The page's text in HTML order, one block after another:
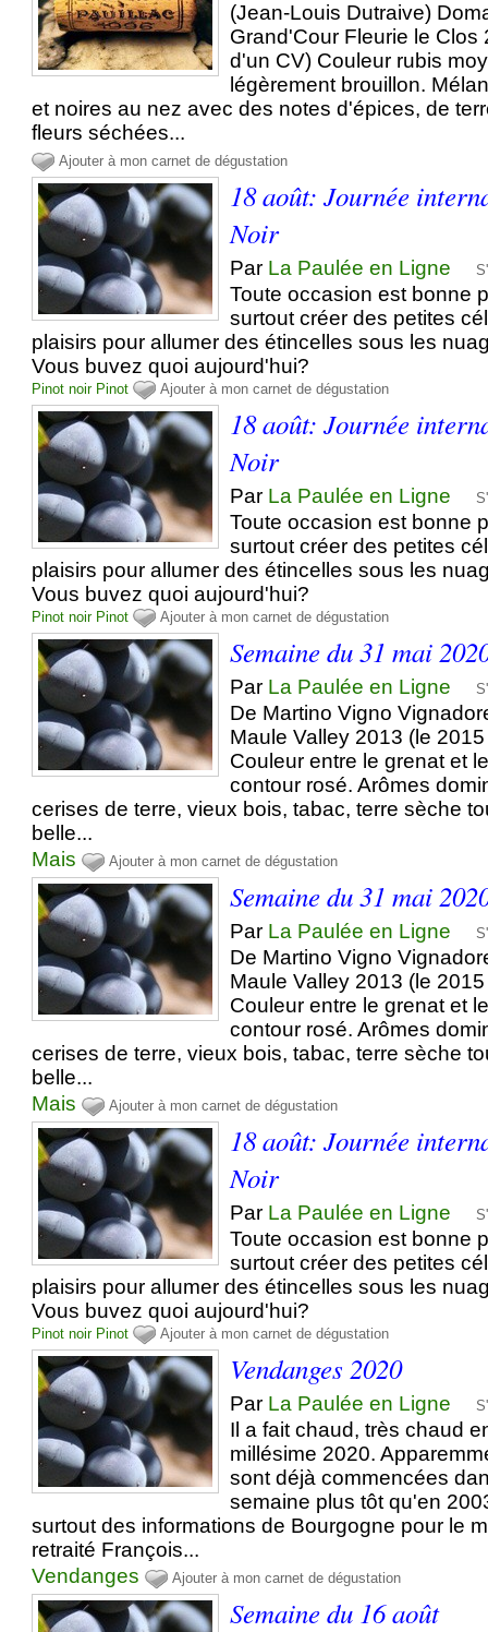
(Jean-Louis Dutraive)
Grand'Cour Fleurie le Clos
d'un CV) Couleur rubis
légèrement brouillon.
et noires au nez avec des notes d'épices, de
fleurs séchées...
Ajouter à mon carnet de dégustation
18 août: Journée
Noir
Par La Paulée en Ligne
Toute occasion est bonne
surtout créer des petites
plaisirs pour allumer des étincelles sous les
Vous buvez quoi aujourd'hui?
Pinot noir Pinot Ajouter à mon carnet de dégustation
18 août: Journée
Noir
Par La Paulée en Ligne
Toute occasion est bonne
surtout créer des petites
plaisirs pour allumer des étincelles sous les
Vous buvez quoi aujourd'hui?
Pinot noir Pinot Ajouter à mon carnet de dégustation
Semaine du 31 mai
Par La Paulée en Ligne
De Martino Vigno
Maule Valley 2013 (le
Couleur entre le grenat et
contour rosé. Arômes
cerises de terre, vieux bois, tabac, terre sèche
belle...
Mais
Ajouter à mon carnet de dégustation
Semaine du 31 mai
Par La Paulée en Ligne
De Martino Vigno
Maule Valley 2013 (le
Couleur entre le grenat et
contour rosé. Arômes
cerises de terre, vieux bois, tabac, terre sèche
belle...
Mais
Ajouter à mon carnet de dégustation
18 août: Journée
Noir
Par La Paulée en Ligne
Toute occasion est bonne
surtout créer des petites
plaisirs pour allumer des étincelles sous les
Vous buvez quoi aujourd'hui?
Pinot noir Pinot Ajouter à mon carnet de dégustation
Vendanges 2020
Par La Paulée en Ligne
Il a fait chaud, très chaud
millésime 2020.
sont déjà commencées
semaine plus tôt qu'en
surtout des informations de Bourgogne pour le
retraité François...
Vendanges
Ajouter à mon carnet de dégustation
Semaine du 16 août